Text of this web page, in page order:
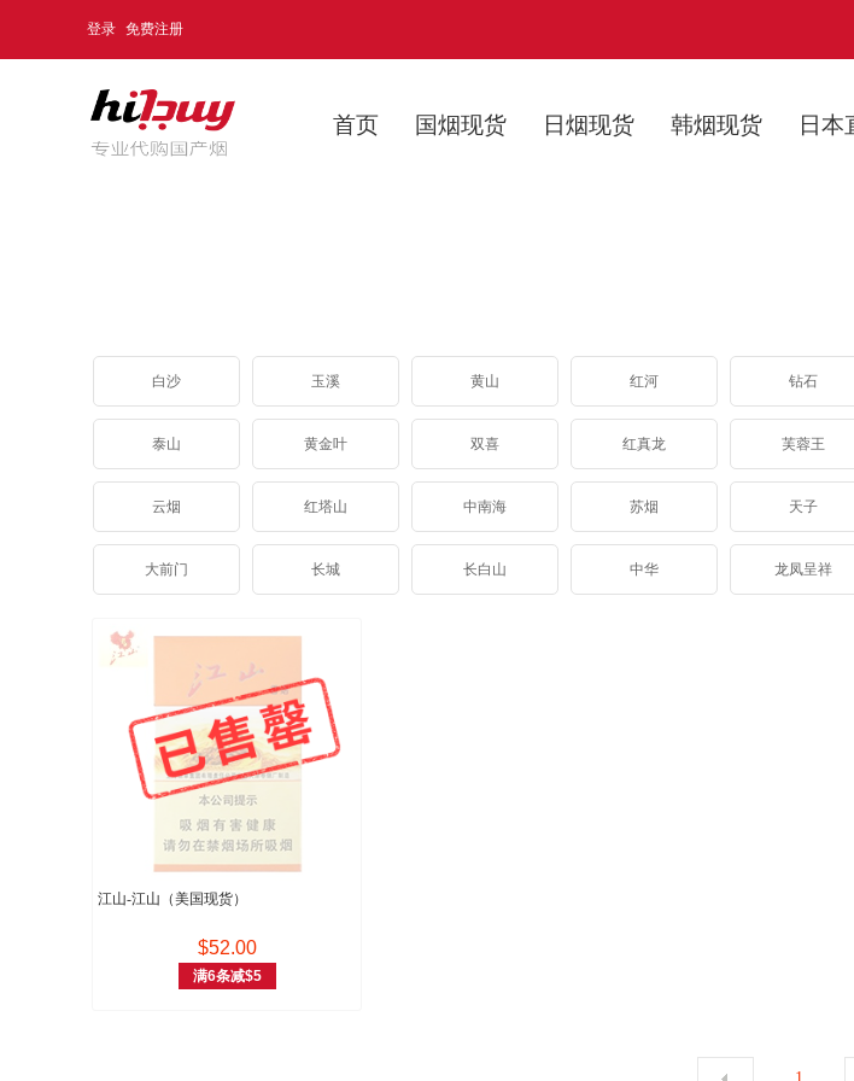
登录 免费注册
首页 国烟现货 日烟现货 韩烟现货 日本
白沙 玉溪 黄山 红河 钻石
泰山 黄金叶 双喜 红真龙 芙蓉王
云烟 红塔山 中南海 苏烟 天子
大前门 长城 长白山 中华 龙凤呈祥
江山-江山（美国现货）
$52.00
满6条减$5